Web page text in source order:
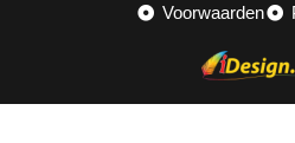
Voorwaarden